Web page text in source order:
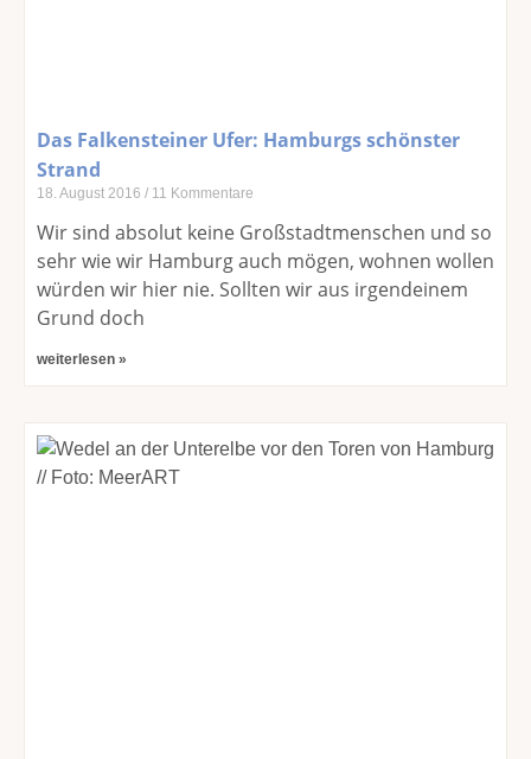
Das Falkensteiner Ufer: Hamburgs schönster
Strand
18. August 2016 11 Kommentare
Wir sind absolut keine Großstadtmenschen und so
sehr wie wir Hamburg auch mögen, wohnen wollen
würden wir hier nie. Sollten wir aus irgendeinem
Grund doch
weiterlesen »